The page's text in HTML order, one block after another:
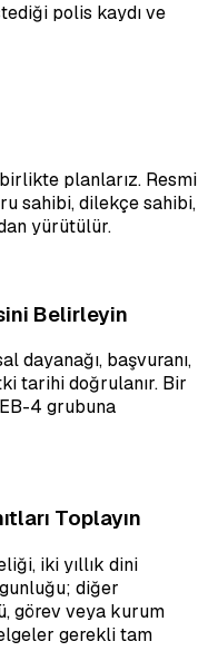
polis kaydı ve
birlikte planlarız. Resmi
sahibi, dilekçe sahibi,
yürütülür.
Belirleyin
dayanağı, başvuranı,
tarihi doğrulanır. Bir
4 grubuna
Toplayın
iki yıllık dini
diğer
görev veya kurum
gerekli tam